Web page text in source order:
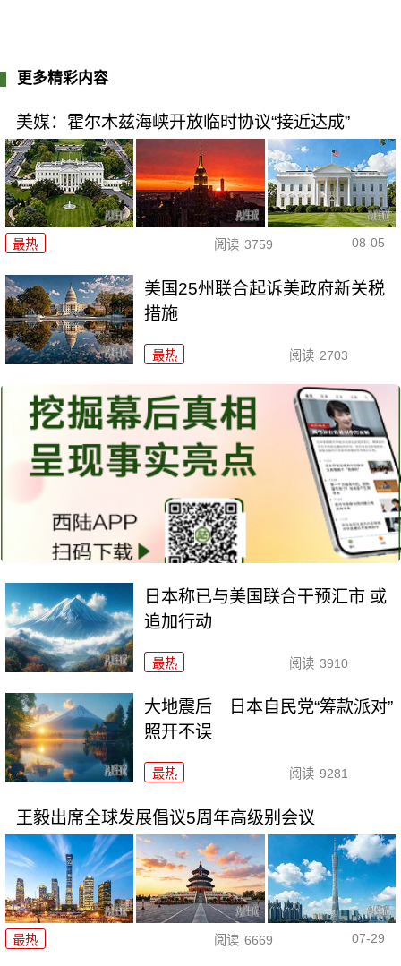
更多精彩内容
美媒：霍尔木兹海峡开放临时协议“接近达成”
最热 阅读 3759 08-05
美国25州联合起诉美政府新关税
措施
最热 阅读 2703
日本称已与美国联合干预汇市 或
追加行动
最热 阅读 3910
大地震后 日本自民党“筹款派对”
照开不误
最热 阅读 9281
王毅出席全球发展倡议5周年高级别会议
最热 阅读 6669 07-29